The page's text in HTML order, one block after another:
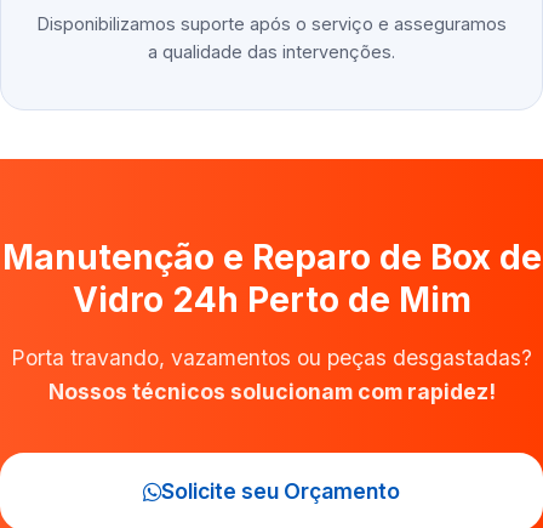
Disponibilizamos suporte após o serviço e asseguramos
a qualidade das intervenções.
Manutenção e Reparo de Box de
Vidro 24h Perto de Mim
Porta travando, vazamentos ou peças desgastadas?
Nossos técnicos solucionam com rapidez!
Solicite seu Orçamento